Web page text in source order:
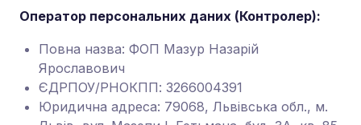
Оператор персональних даних (Контролер):
Повна назва: ФОП Мазур Назарій
Ярославович
ЄДРПОУ/РНОКПП: 3266004391
Юридична адреса: 79068, Львівська обл., м.